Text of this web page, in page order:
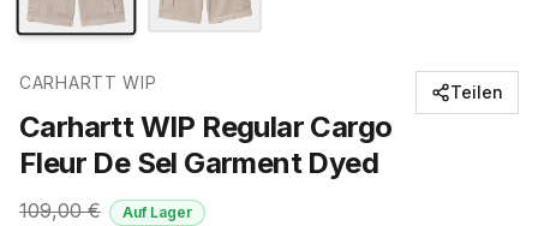
CARHARTT WIP
Carhartt WIP Regular Cargo
Fleur De Sel Garment Dyed
109,00€ Auf Lager
Teilen